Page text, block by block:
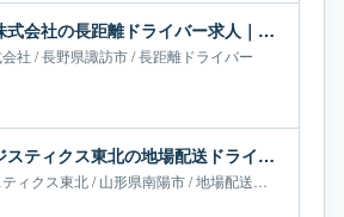
東京ピアノ運送株式会社の長距離ドライバー求人｜長野県諏訪市｜月給24万円
社 /長野県諏訪市/長距離ドライバー
株式会社丸運ロジスティクス東北の地場配送ドライバー求人｜山形県南陽市｜月給37万-38万円
ィクス東北/山形県南陽市/地場配送ドライバー